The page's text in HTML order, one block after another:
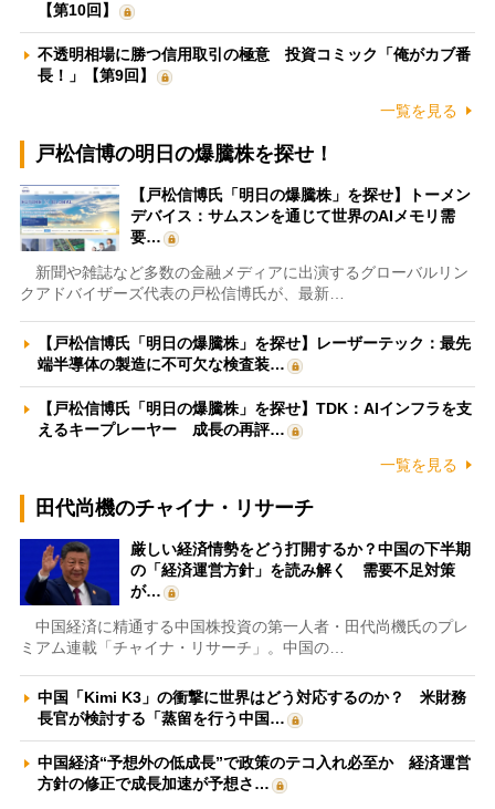
【第10回】
不透明相場に勝つ信用取引の極意 投資コミック「俺がカブ番
長！」【第9回】
一覧を見る
戸松信博の明日の爆騰株を探せ！
【戸松信博氏「明日の爆騰株」を探せ】トーメン
デバイス：サムスンを通じて世界のAIメモリ需
要…
新聞や雑誌など多数の金融メディアに出演するグローバルリン
クアドバイザーズ代表の戸松信博氏が、最新…
【戸松信博氏「明日の爆騰株」を探せ】レーザーテック：最先
端半導体の製造に不可欠な検査装…
【戸松信博氏「明日の爆騰株」を探せ】TDK：AIインフラを支
えるキープレーヤー 成長の再評…
一覧を見る
田代尚機のチャイナ・リサーチ
厳しい経済情勢をどう打開するか？中国の下半期
の「経済運営方針」を読み解く 需要不足対策
が…
中国経済に精通する中国株投資の第一人者・田代尚機氏のプレ
ミアム連載「チャイナ・リサーチ」。中国の…
中国「Kimi K3」の衝撃に世界はどう対応するのか？ 米財務
長官が検討する「蒸留を行う中国…
中国経済“予想外の低成長”で政策のテコ入れ必至か 経済運営
方針の修正で成長加速が予想さ…